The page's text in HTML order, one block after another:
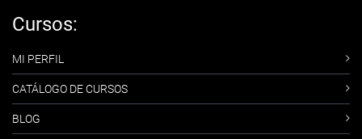
Cursos:
MI PERFIL
CATÁLOGO DE CURSOS
BLOG